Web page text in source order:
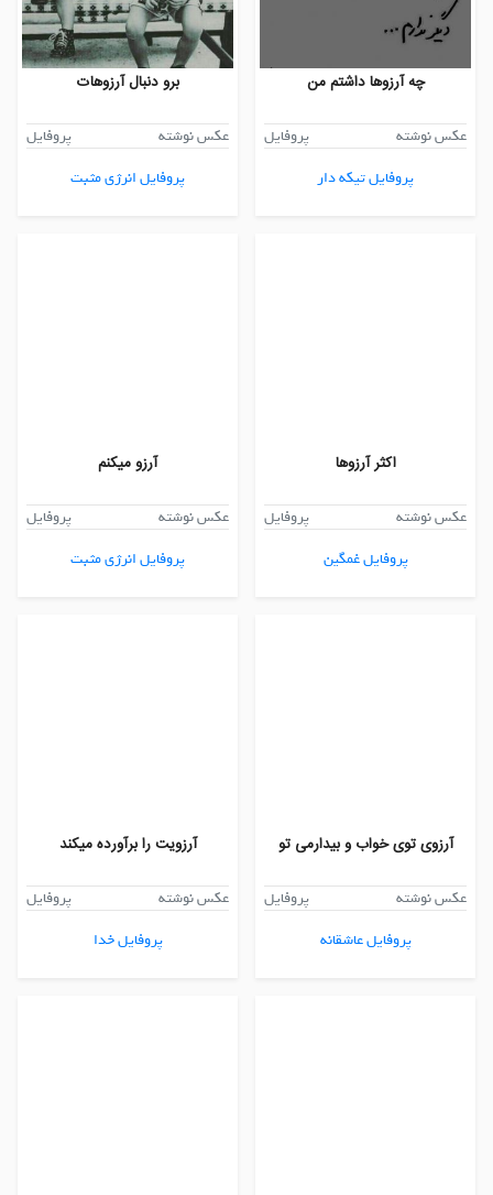
چه آرزوها داشتم من
عکس نوشته
پروفایل
پروفایل تیکه دار
برو دنبال آرزوهات
عکس نوشته
پروفایل
پروفایل انرژی مثبت
اکثر آرزوها
عکس نوشته
پروفایل
پروفایل غمگین
آرزو میکنم
عکس نوشته
پروفایل
پروفایل انرژی مثبت
آرزوی توی خواب و بیدارمی تو
عکس نوشته
پروفایل
پروفایل عاشقانه
آرزویت را برآورده میکند
عکس نوشته
پروفایل
پروفایل خدا